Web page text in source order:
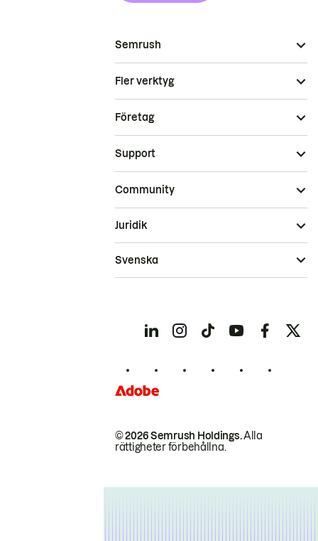
Semrush
Fler verktyg
Företag
Support
Community
© 2026 Semrush Holdings.Alla
rättigheter förbehållna.
Juridik
Svenska